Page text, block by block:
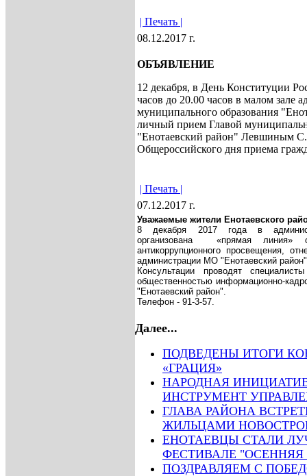
| Печать |
08.12.2017 г.
ОБЪЯВЛЕНИЕ
12 декабря, в День Конституции
часов до 20.00 часов в малом зале
муниципального образования
личный прием Главой
"Енотаевский район" Левшиным
Общероссийского дня приема
| Печать |
07.12.2017 г.
Уважаемые жители Енотаевского
8 декабря 2017 года в
организована
«прямая линия»
антикоррупционного просвещения,
администрации МО "Енотаевский
Консультации проводят
общественностью информационно-
"Енотаевский район".
Телефон - 91-3-57.
Далее...
ПОДВЕДЕНЫ ИТОГИ
«ГРАЦИЯ»
НАРОДНАЯ
ИНСТРУМЕНТ
ГЛАВА РАЙОНА
ЖИЛЬЦАМИ
ЕНОТАЕВЦЫ СТАЛИ
ФЕСТИВАЛЕ "ОСЕННЯЯ
ПОЗДРАВЛЯЕМ С